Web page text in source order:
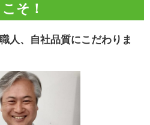
そ！
人、自社品質にこだわりま